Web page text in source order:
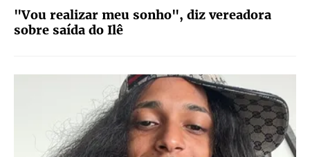
"Vou realizar meu sonho", diz vereadora
sobre saída do Ilê